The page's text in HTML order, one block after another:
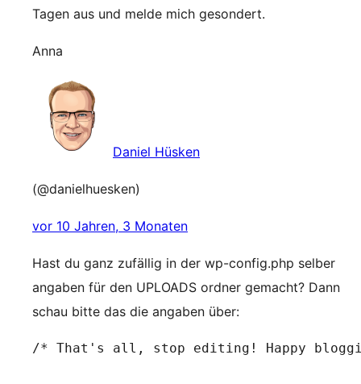
Tagen aus und melde mich gesondert.
Anna
Daniel Hüsken
(@danielhuesken)
vor 10 Jahren, 3 Monaten
Hast du ganz zufällig in der wp-config.php selber
angaben für den UPLOADS ordner gemacht? Dann
schau bitte das die angaben über:
/* That's all, stop editing! Happy